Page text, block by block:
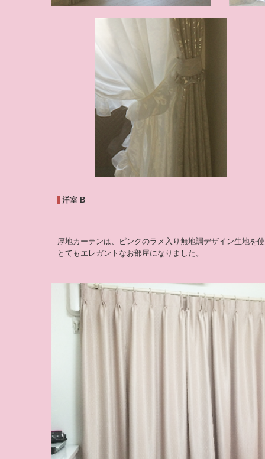
洋室 B
厚地カーテンは、ピンクのラメ入り無地調デザイン生地を
とてもエレガントなお部屋になりました。